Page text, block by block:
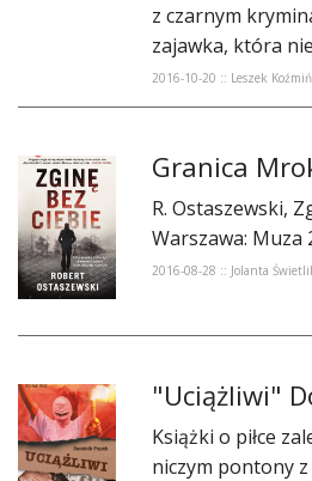
z czarnym
zajawka, która
2016-10-20 :: Leszek
Granica
​R. Ostaszewski,
Warszawa: Muza
2016-08-28 :: Jolanta
"Uciążliwi"
Książki o piłce
niczym pontony